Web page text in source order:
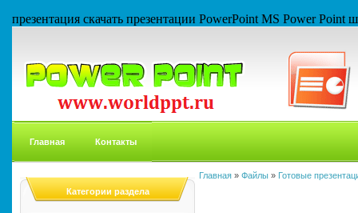
презентация скачать презентации PowerPoint MS Power
Главная Контакты
Категории раздела
Главная » Файлы » Готовые